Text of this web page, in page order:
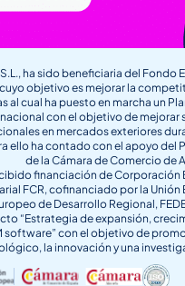
ha sido beneficiaria del Fondo
objetivo es mejorar la
al cual ha puesto en marcha un
con el objetivo de mejorar
en mercados exteriores
ello ha contado con el apoyo del
de la Cámara de Comercio de
financiación de Corporación
FCR, cofinanciado por la Unión
de Desarrollo Regional,
“Estrategia de expansión,
software” con el objetivo de
la innovación y una